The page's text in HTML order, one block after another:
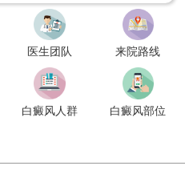
医生团队 来院路线
白癜风人群 白癜风部位